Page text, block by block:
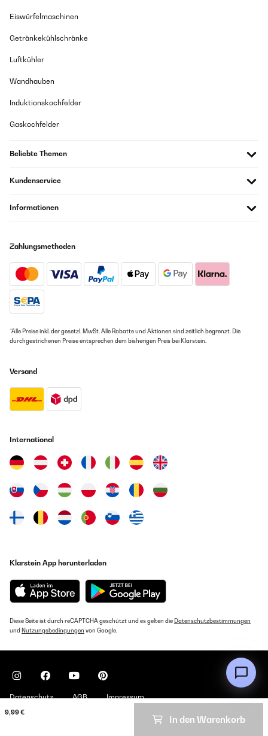
9,99 €
In den Warenkorb
Eiswürfelmaschinen
Getränkekühlschränke
Luftkühler
Wandhauben
Induktionskochfelder
Gaskochfelder
Beliebte Themen
Kundenservice
Informationen
Zahlungsmethoden
*Alle Preise inkl. der gesetzl. MwSt. Alle Rabatte und Aktionen sind zeitlich begrenzt. Die
durchgestrichenen Preise entsprechen dem bisherigen Preis bei Klarstein.
Versand
International
Klarstein App herunterladen
Diese Seite ist durch reCAPTCHA geschützt und es gelten die Datenschutzbestimmungen
und Nutzungsbedingungen von Google.
Datenschutz AGB Impressum
Copyright © 2026 Klarstein. All rights reserved